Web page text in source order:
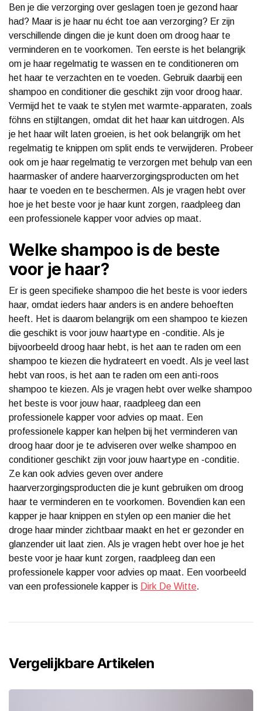
Ben je die verzorging over geslagen toen je gezond haar
had? Maar is je haar nu écht toe aan verzorging? Er zijn
verschillende dingen die je kunt doen om droog haar te
verminderen en te voorkomen. Ten eerste is het belangrijk
om je haar regelmatig te wassen en te conditioneren om
het haar te verzachten en te voeden. Gebruik daarbij een
shampoo en conditioner die geschikt zijn voor droog haar.
Vermijd het te vaak te stylen met warmte-apparaten, zoals
föhns en stijltangen, omdat dit het haar kan uitdrogen. Als
je het haar wilt laten groeien, is het ook belangrijk om het
regelmatig te knippen om split ends te verwijderen. Probeer
ook om je haar regelmatig te verzorgen met behulp van een
haarmasker of andere haarverzorgingsproducten om het
haar te voeden en te beschermen. Als je vragen hebt over
hoe je het beste voor je haar kunt zorgen, raadpleeg dan
een professionele kapper voor advies op maat.
Welke shampoo is de beste
voor je haar?
Er is geen specifieke shampoo die het beste is voor ieders
haar, omdat ieders haar anders is en andere behoeften
heeft. Het is daarom belangrijk om een shampoo te kiezen
die geschikt is voor jouw haartype en -conditie. Als je
bijvoorbeeld droog haar hebt, is het aan te raden om een
shampoo te kiezen die hydrateert en voedt. Als je veel last
hebt van roos, is het aan te raden om een anti-roos
shampoo te kiezen. Als je vragen hebt over welke shampoo
het beste is voor jouw haar, raadpleeg dan een
professionele kapper voor advies op maat. Een
professionele kapper kan helpen bij het verminderen van
droog haar door je te adviseren over welke shampoo en
conditioner geschikt zijn voor jouw haartype en -conditie.
Ze kan ook advies geven over andere
haarverzorgingsproducten die je kunt gebruiken om droog
haar te verminderen en te voorkomen. Bovendien kan een
kapper je haar knippen en stylen op een manier die het
droge haar minder zichtbaar maakt en het er gezonder en
glanzender uit laat zien. Als je vragen hebt over hoe je het
beste voor je haar kunt zorgen, raadpleeg dan een
professionele kapper voor advies op maat. Een voorbeeld
van een professionele kapper is Dirk De Witte.
Vergelijkbare Artikelen